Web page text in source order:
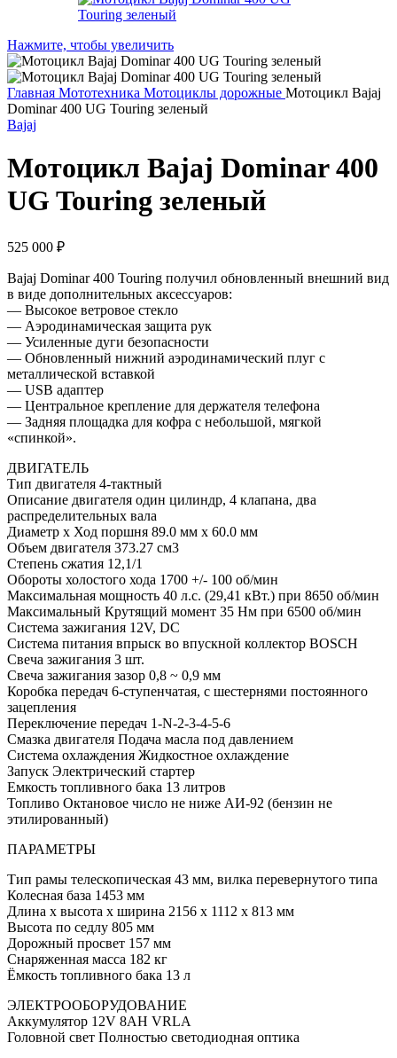
Нажмите, чтобы увеличить
Главная Мототехника Мотоциклы дорожные Мотоцикл Bajaj
Dominar 400 UG Touring зеленый
Bajaj
Мотоцикл Bajaj Dominar 400
UG Touring зеленый
525 000 ₽
Bajaj Dominar 400 Touring получил обновленный внешний вид
в виде дополнительных аксессуаров:
— Высокое ветровое стекло
— Аэродинамическая защита рук
— Усиленные дуги безопасности
— Обновленный нижний аэродинамический плуг с
металлической вставкой
— USB адаптер
— Центральное крепление для держателя телефона
— Задняя площадка для кофра с небольшой, мягкой
«спинкой».
ДВИГАТЕЛЬ
Тип двигателя 4-тактный
Описание двигателя один цилиндр, 4 клапана, два
распределительных вала
Диаметр х Ход поршня 89.0 мм х 60.0 мм
Объем двигателя 373.27 см3
Степень сжатия 12,1/1
Обороты холостого хода 1700 +/- 100 об/мин
Максимальная мощность 40 л.с. (29,41 кВт.) при 8650 об/мин
Максимальный Крутящий момент 35 Нм при 6500 об/мин
Система зажигания 12V, DC
Система питания впрыск во впускной коллектор BOSCH
Свеча зажигания 3 шт.
Свеча зажигания зазор 0,8 ~ 0,9 мм
Коробка передач 6-ступенчатая, с шестернями постоянного
зацепления
Переключение передач 1-N-2-3-4-5-6
Cмазка двигателя Подача масла под давлением
Система охлаждения Жидкостное охлаждение
Запуск Электрический стартер
Емкость топливного бака 13 литров
Топливо Октановое число не ниже АИ-92 (бензин не
этилированный)
ПАРАМЕТРЫ
Тип рамы телескопическая 43 мм, вилка перевернутого типа
Колесная база 1453 мм
Длина х высота х ширина 2156 х 1112 x 813 мм
Высота по седлу 805 мм
Дорожный просвет 157 мм
Снаряженная масса 182 кг
Ёмкость топливного бака 13 л
ЭЛЕКТРООБОРУДОВАНИЕ
Аккумулятор 12V 8AH VRLA
Головной свет Полностью светодиодная оптика